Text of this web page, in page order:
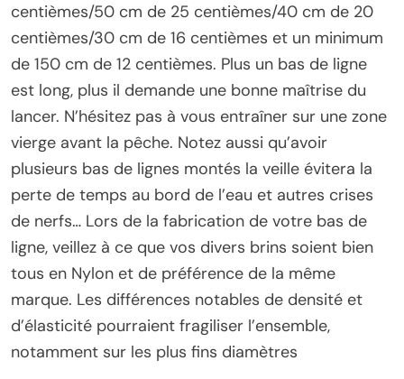
centièmes/50 cm de 25 centièmes/40 cm de 20
centièmes/30 cm de 16 centièmes et un minimum
de 150 cm de 12 centièmes. Plus un bas de ligne
est long, plus il demande une bonne maîtrise du
lancer. N’hésitez pas à vous entraîner sur une zone
vierge avant la pêche. Notez aussi qu’avoir
plusieurs bas de lignes montés la veille évitera la
perte de temps au bord de l’eau et autres crises
de nerfs… Lors de la fabrication de votre bas de
ligne, veillez à ce que vos divers brins soient bien
tous en Nylon et de préférence de la même
marque. Les différences notables de densité et
d’élasticité pourraient fragiliser l’ensemble,
notamment sur les plus fins diamètres